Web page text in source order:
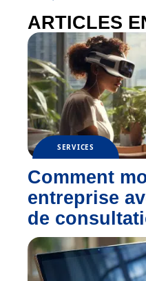
ARTICLES
SERVICES
Comment
entreprise
de